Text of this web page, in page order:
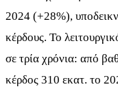
2024 (+28%),
κέρδους. Το
σε τρία χρόνια: από
κέρδος 310 εκατ. το